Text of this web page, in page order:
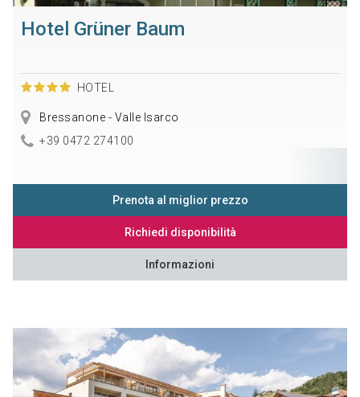
Hotel Grüner Baum
HOTEL
Bressanone - Valle Isarco
+39 0472 274100
Prenota al miglior prezzo
Richiedi disponibilità
Informazioni